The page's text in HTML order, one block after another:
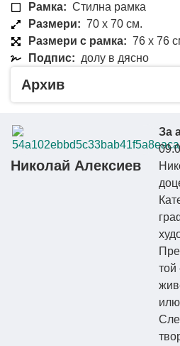
Рамка: Стилна рамка
Размери: 70 x 70 см.
Размери с рамка: 76 x 76
Подпис: долу в дясно
Архив
Николай Алексиев
За
той